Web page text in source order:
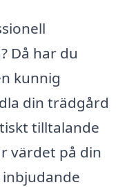
Då har du
kunnig
din trädgård
tilltalande
värdet på din